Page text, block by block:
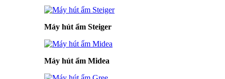
Máy hút ẩm Steiger
Máy hút ẩm Midea